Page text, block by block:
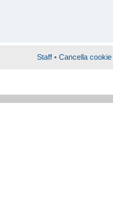
Staff • Cancella cookie